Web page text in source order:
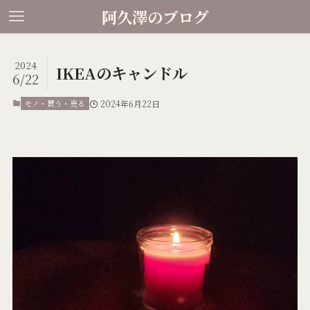
阿久澤のブログ
IKEAのキャンドル
2024
6/22
モノ・買う・売る 2024年6月22日